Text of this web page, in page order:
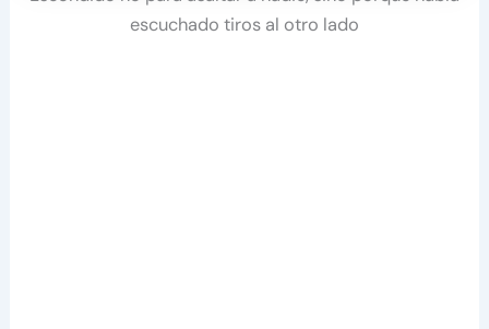
escuchado tiros al otro lado